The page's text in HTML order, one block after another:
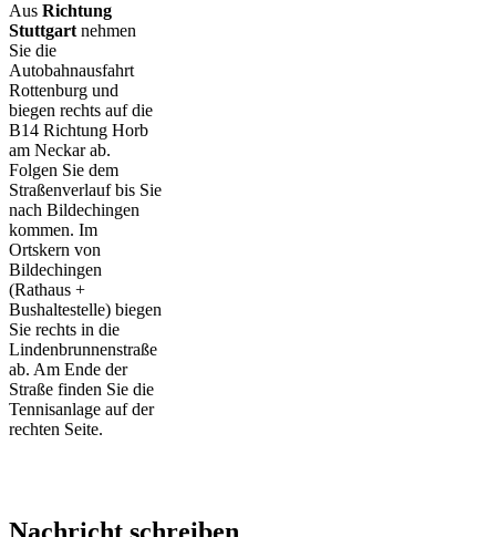
Aus Richtung
Stuttgart nehmen
Sie die
Autobahnausfahrt
Rottenburg und
biegen rechts auf die
B14 Richtung Horb
am Neckar ab.
Folgen Sie dem
Straßenverlauf bis Sie
nach Bildechingen
kommen. Im
Ortskern von
Bildechingen
(Rathaus +
Bushaltestelle) biegen
Sie rechts in die
Lindenbrunnenstraße
ab. Am Ende der
Straße finden Sie die
Tennisanlage auf der
rechten Seite.